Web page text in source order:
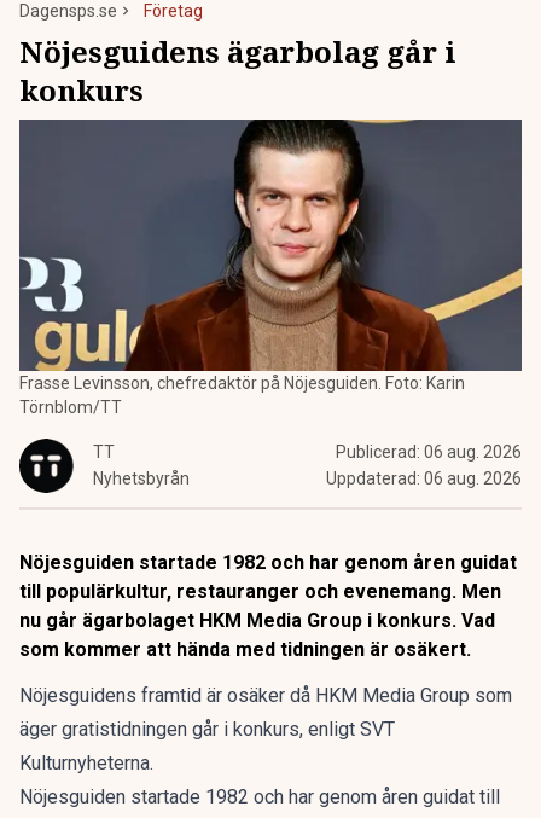
Dagensps.se Företag
Nöjesguidens ägarbolag går i
konkurs
Frasse Levinsson, chefredaktör på Nöjesguiden. Foto: Karin
Törnblom/TT
TT
Nyhetsbyrån
Publicerad: 06 aug. 2026
Uppdaterad: 06 aug. 2026
Nöjesguiden startade 1982 och har genom åren guidat
till populärkultur, restauranger och evenemang. Men
nu går ägarbolaget HKM Media Group i konkurs. Vad
som kommer att hända med tidningen är osäkert.
Nöjesguidens framtid är osäker då HKM Media Group som
äger gratistidningen går i konkurs, enligt SVT
Kulturnyheterna.
Nöjesguiden startade 1982 och har genom åren guidat till